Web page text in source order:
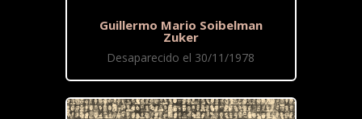
Guillermo Mario Soibelman
Zuker
Desaparecido el 30/11/1978